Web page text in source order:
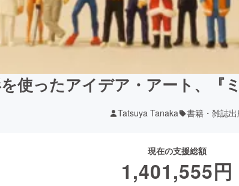
使ったアイデア・アート、『
Tatsuya Tanaka 書籍・雑誌出
現在の支援総額
1,401,555円